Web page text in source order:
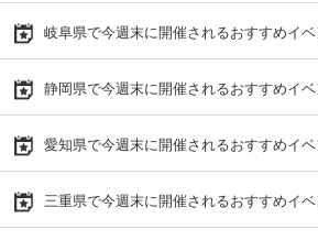
岐阜県で今週末に開催されるおすすめイ
静岡県で今週末に開催されるおすすめイ
愛知県で今週末に開催されるおすすめイ
三重県で今週末に開催されるおすすめイ